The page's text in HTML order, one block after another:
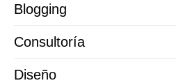
Blogging
Consultoría
Diseño